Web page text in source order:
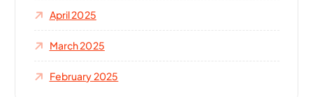
April 2025
March 2025
February 2025